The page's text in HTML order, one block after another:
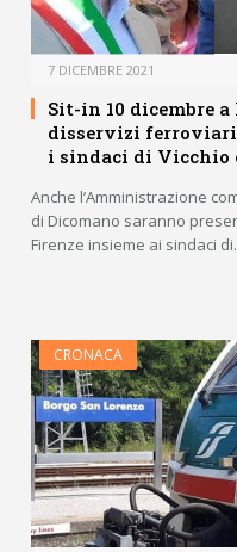
7 DICEMBRE 2021
Sit-in 10 dicembre
disservizi
i sindaci di Vicchio
Anche l’Amministrazione
di Dicomano saranno
Firenze insieme ai sindaci
CRONACA